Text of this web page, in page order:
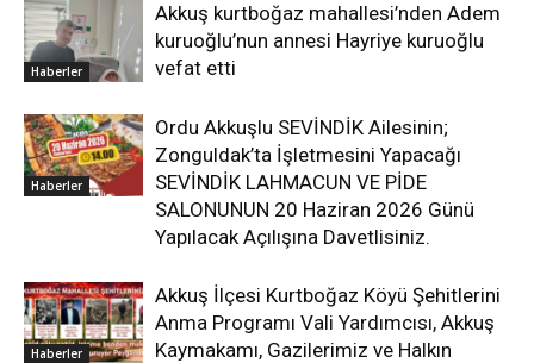
Haberler
Akkuş kurtboğaz mahallesi’nden Adem
kuruoğlu’nun annesi Hayriye kuruoğlu
vefat etti
Haberler
Ordu Akkuşlu SEVİNDİK Ailesinin;
Zonguldak’ta İşletmesini Yapacağı
SEVİNDİK LAHMACUN VE PİDE
SALONUNUN 20 Haziran 2026 Günü
Yapılacak Açılışına Davetlisiniz.
Haberler
Akkuş İlçesi Kurtboğaz Köyü Şehitlerini
Anma Programı Vali Yardımcısı, Akkuş
Kaymakamı, Gazilerimiz ve Halkın